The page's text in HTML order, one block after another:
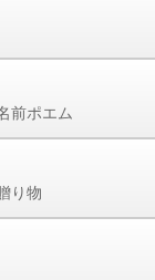
前ポエム
り物